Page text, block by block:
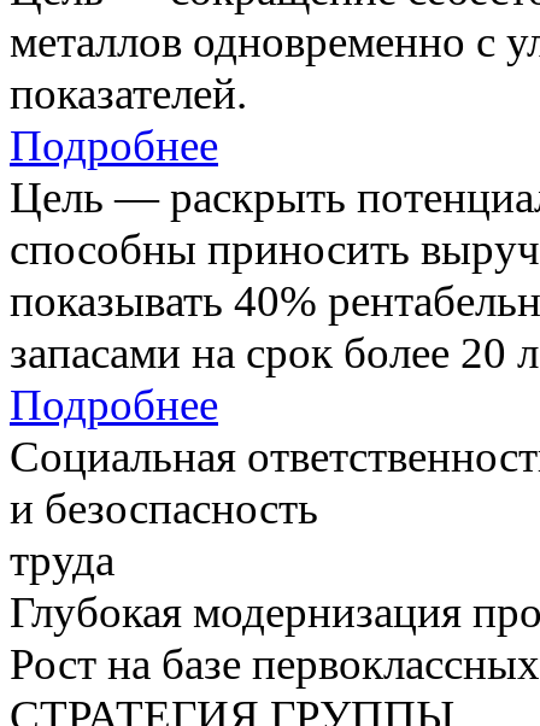
металлов одновременно с
показателей.
Подробнее
Цель — раскрыть
способны приносить
показывать 40%
запасами на срок более 20
Подробнее
Социальная
и безоспасность
труда
Глубокая модернизация
Рост на базе
СТРАТЕГИЯ ГРУППЫ